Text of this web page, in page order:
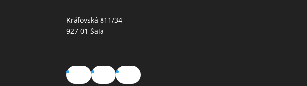
Kráľovská 811/34
927 01 Šaľa
FacebookYouTubeTikTok